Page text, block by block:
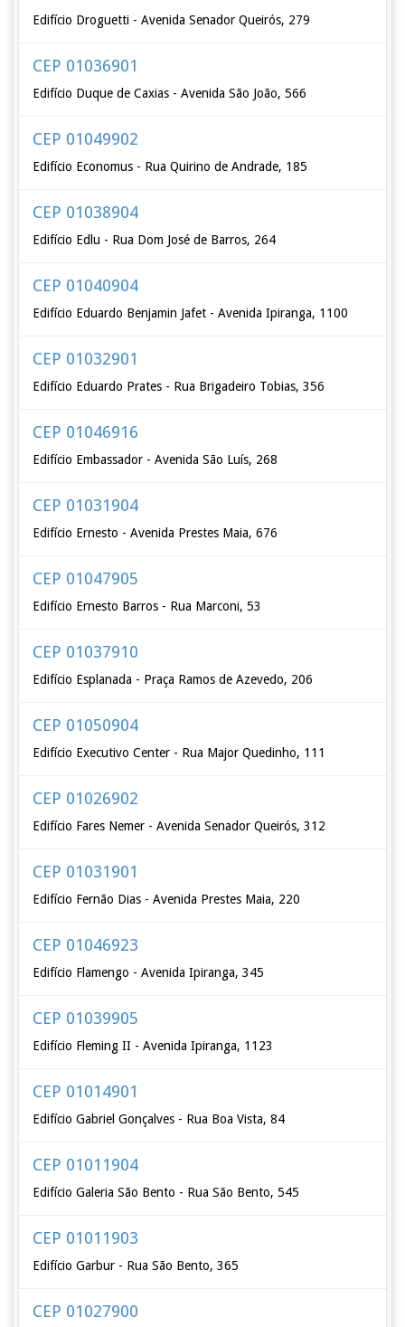
Edifício Droguetti - Avenida Senador Queirós, 279
CEP 01036901
Edifício Duque de Caxias - Avenida São João, 566
CEP 01049902
Edifício Economus - Rua Quirino de Andrade, 185
CEP 01038904
Edifício Edlu - Rua Dom José de Barros, 264
CEP 01040904
Edifício Eduardo Benjamin Jafet - Avenida Ipiranga, 1100
CEP 01032901
Edifício Eduardo Prates - Rua Brigadeiro Tobias, 356
CEP 01046916
Edifício Embassador - Avenida São Luís, 268
CEP 01031904
Edifício Ernesto - Avenida Prestes Maia, 676
CEP 01047905
Edifício Ernesto Barros - Rua Marconi, 53
CEP 01037910
Edifício Esplanada - Praça Ramos de Azevedo, 206
CEP 01050904
Edifício Executivo Center - Rua Major Quedinho, 111
CEP 01026902
Edifício Fares Nemer - Avenida Senador Queirós, 312
CEP 01031901
Edifício Fernão Dias - Avenida Prestes Maia, 220
CEP 01046923
Edifício Flamengo - Avenida Ipiranga, 345
CEP 01039905
Edifício Fleming II - Avenida Ipiranga, 1123
CEP 01014901
Edifício Gabriel Gonçalves - Rua Boa Vista, 84
CEP 01011904
Edifício Galeria São Bento - Rua São Bento, 545
CEP 01011903
Edifício Garbur - Rua São Bento, 365
CEP 01027900